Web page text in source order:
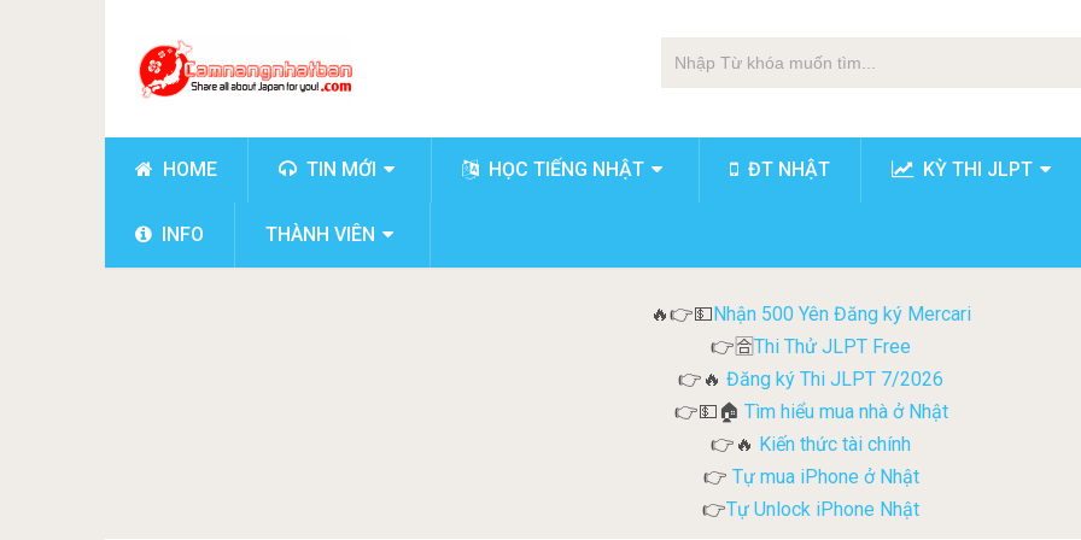
HOME TIN MỚI HỌC TIẾNG NHẬT ĐT NHẬT KỲ THI JLPT
INFO THÀNH VIÊN
🔥👉💵Nhận 500 Yên Đăng ký Mercari
👉🈴Thi Thử JLPT Free
👉🔥 Đăng ký Thi JLPT 7/2026
👉💵🏠 Tìm hiểu mua nhà ở Nhật
👉🔥 Kiến thức tài chính
👉 Tự mua iPhone ở Nhật
👉Tự Unlock iPhone Nhật